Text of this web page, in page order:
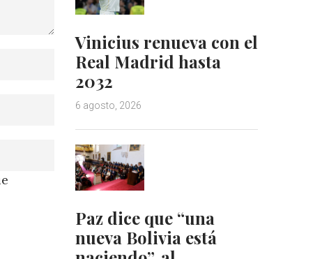
Vinicius renueva con el
Real Madrid hasta
2032
6 agosto, 2026
Paz dice que “una
nueva Bolivia está